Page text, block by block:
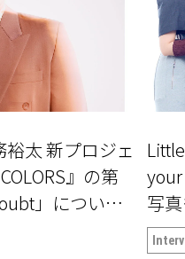
裕太 新プロジェ
』の第
」について
写